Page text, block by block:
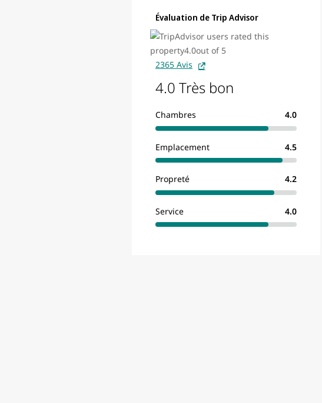
Évaluation de Trip Advisor
2365 Avis
4.0 Très bon
Chambres 4.0
Emplacement 4.5
Propreté 4.2
Service 4.0